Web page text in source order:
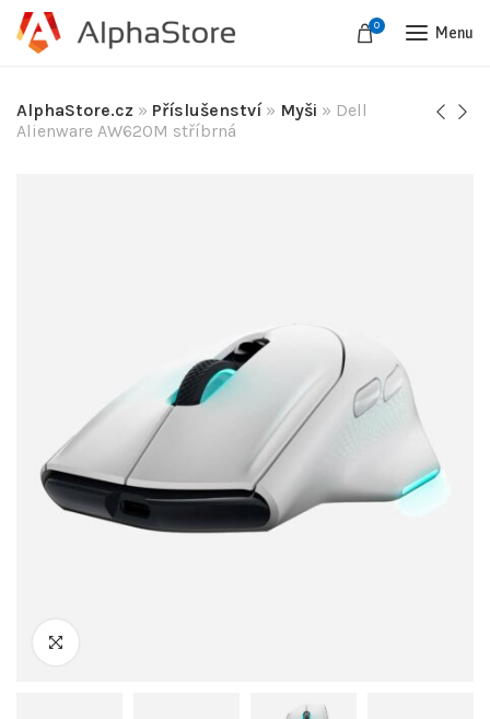
0 Menu
AlphaStore.cz » Příslušenství» Myši » Dell
Alienware AW620M stříbrná